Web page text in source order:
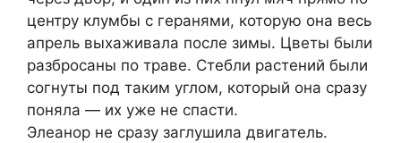
центру клумбы с геранями, которую она весь
апрель выхаживала после зимы. Цветы были
разбросаны по траве. Стебли растений были
согнуты под таким углом, который она сразу
поняла — их уже не спасти.
Элеанор не сразу заглушила двигатель.